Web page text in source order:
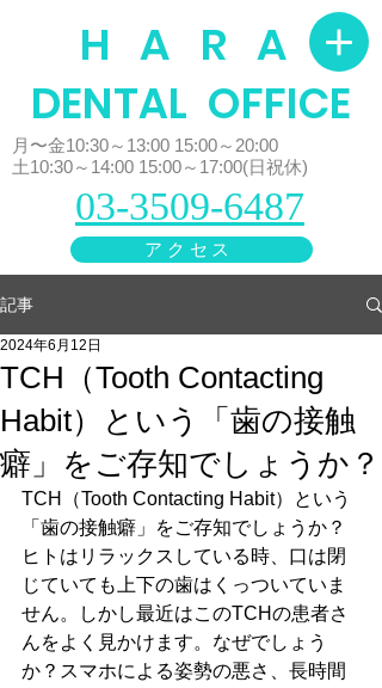
H A R A
​DENTAL OFFICE
月〜金10:30～13:00 15:00～20:00
土10:30～14:00 15:00～17:00(日祝休)
03-3509-6487
アクセス
記事
TCH（Tooth Contacting
Habit）という「歯の接触
癖」をご存知でしょうか？
2024年6月12日
TCH（Tooth Contacting Habit）という
「歯の接触癖」をご存知でしょうか？
ヒトはリラックスしている時、口は閉
じていても上下の歯はくっついていま
せん。しかし最近はこのTCHの患者さ
んをよく見かけます。なぜでしょう
か？スマホによる姿勢の悪さ、長時間